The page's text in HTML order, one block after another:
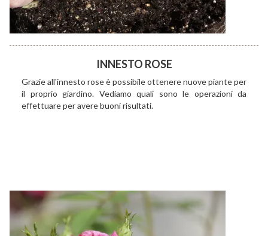
INNESTO ROSE
Grazie all'innesto rose è possibile ottenere nuove piante per
il proprio giardino. Vediamo quali sono le operazioni da
effettuare per avere buoni risultati.